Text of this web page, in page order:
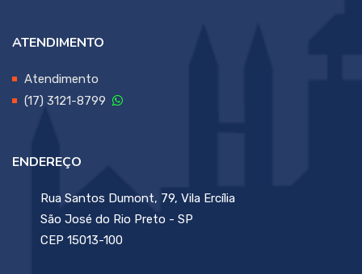
ATENDIMENTO
Atendimento
(17) 3121-8799
ENDEREÇO
Rua Santos Dumont, 79, Vila Ercília
São José do Rio Preto - SP
CEP 15013-100